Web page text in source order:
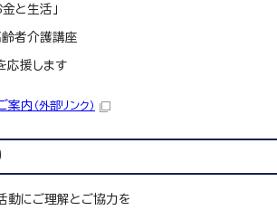
金と生活」
者介護講座
応援します
案内 （外部リンク）
動にご理解とご協力を